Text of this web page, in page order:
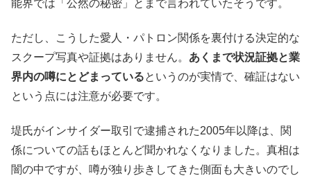
能界では「公然の秘密」とまで言われていたそうです。
ただし、こうした愛人・パトロン関係を裏付ける決定的な
スクープ写真や証拠はありません。 あくまで状況証拠と業
界内の噂にとどまっているというのが実情で、確証はない
という点には注意が必要です。
堤氏がインサイダー取引で逮捕された2005年以降は、関
係についての話もほとんど聞かれなくなりました。真相は
闇の中ですが、噂が独り歩きしてきた側面も大きいのでし